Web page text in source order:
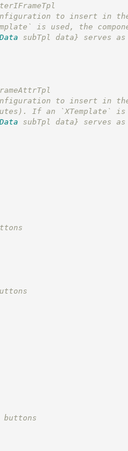
to insert in the
is used, the
subTpl data} serves
to insert in the
an `XTemplate` is
subTpl data} serves